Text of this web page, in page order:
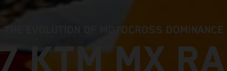
THE EVOLUTION OF MOTOCROSS DOMINANCE
KTM MX